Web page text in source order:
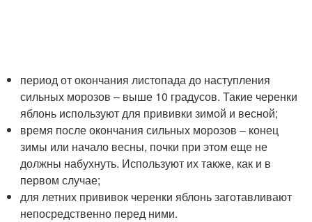
период от окончания листопада до наступления
сильных морозов – выше 10 градусов. Такие черенки
яблонь используют для прививки зимой и весной;
время после окончания сильных морозов – конец
зимы или начало весны, почки при этом еще не
должны набухнуть. Используют их также, как и в
первом случае;
для летних прививок черенки яблонь заготавливают
непосредственно перед ними.